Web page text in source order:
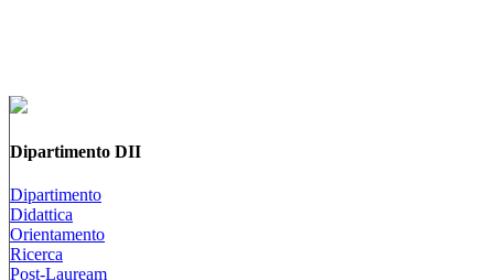
Dipartimento DII
Dipartimento
Didattica
Orientamento
Ricerca
Post-Lauream